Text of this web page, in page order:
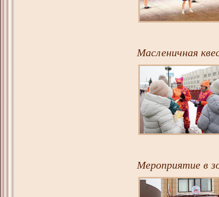
Масленичная
Мероприятие в